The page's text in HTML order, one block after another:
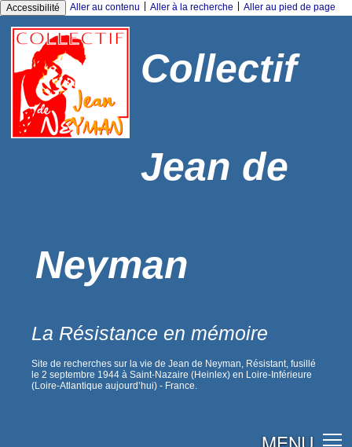
Accessibilité Aller au contenu Aller à la recherche Aller au pied de page
Collectif
Jean de
Neyman
La Résistance en mémoire
Site de recherches sur la vie de Jean de Neyman, Résistant, fusillé
le 2 septembre 1944 à Saint-Nazaire (Heinlex) en Loire-Inférieure
(Loire-Atlantique aujourd’hui) - France.